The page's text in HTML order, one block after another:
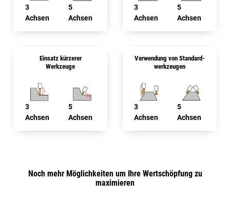
3
Achsen
5
Achsen
3
Achsen
5
Achsen
Einsatz kürzerer
Werkzeuge
3
Achsen
5
Achsen
Verwendung von Standard­
werkzeugen
3
Achsen
5
Achsen
Noch mehr Möglichkeiten um Ihre Wertschöpfung zu
maximieren